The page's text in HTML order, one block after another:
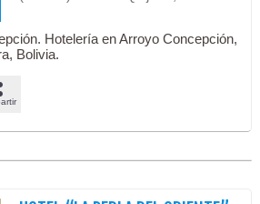
Hotelería en Arroyo Concepción,
Bolivia.